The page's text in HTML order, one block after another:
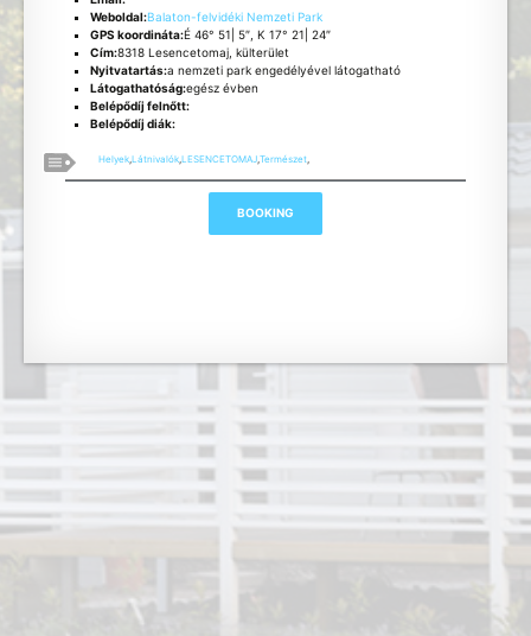
Weboldal:Balaton-felvidéki Nemzeti Park
GPS koordináta:É 46° 51| 5″, K 17° 21| 24″
Cím:8318 Lesencetomaj, külterület
Nyitvatartás:a nemzeti park engedélyével látogatható
Látogathatóság:egész évben
Belépődíj felnőtt:
Belépődíj diák:
Helyek ,Látnivalók ,LESENCETOMAJ ,Természet